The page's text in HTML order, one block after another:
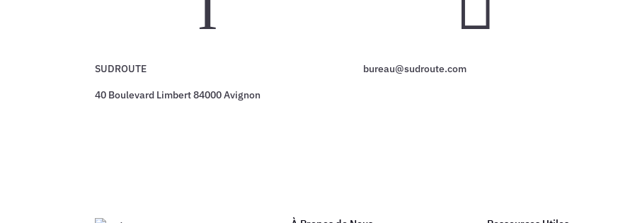
SUDROUTE
40 Boulevard Limbert 84000 Avignon
bureau@sudroute.com